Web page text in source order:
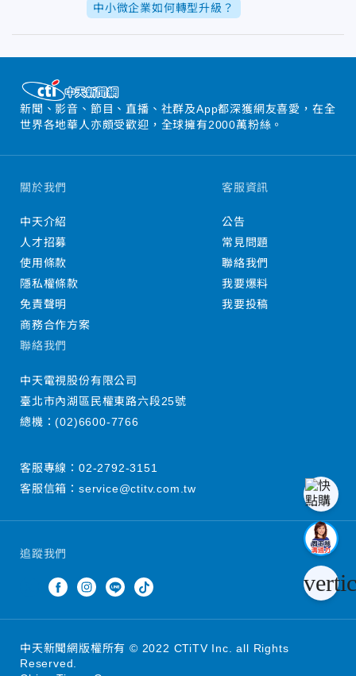
中小微企業如何轉型升級？
新聞、影音、節目、直播、社群及App都深獲網友喜愛，在全
世界各地華人亦頗受歡迎，全球擁有2000萬粉絲。
追蹤我們
關於我們
中天介紹
人才招募
使用條款
隱私權條款
免責聲明
商務合作方案
客服資訊
公告
常見問題
聯絡我們
我要爆料
我要投稿
聯絡我們
中天電視股份有限公司
臺北市內湖區民權東路六段25號
總機：(02)6600-7766
客服專線： 02-2792-3151
客服信箱： service@ctitv.com.tw
中天新聞網版權所有 © 2022 CTiTV Inc. all Rights
Reserved.